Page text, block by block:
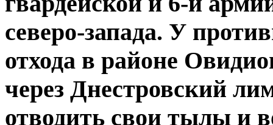
северо-запада. У
отхода в районе
через Днестровский
отводить свои тылы и